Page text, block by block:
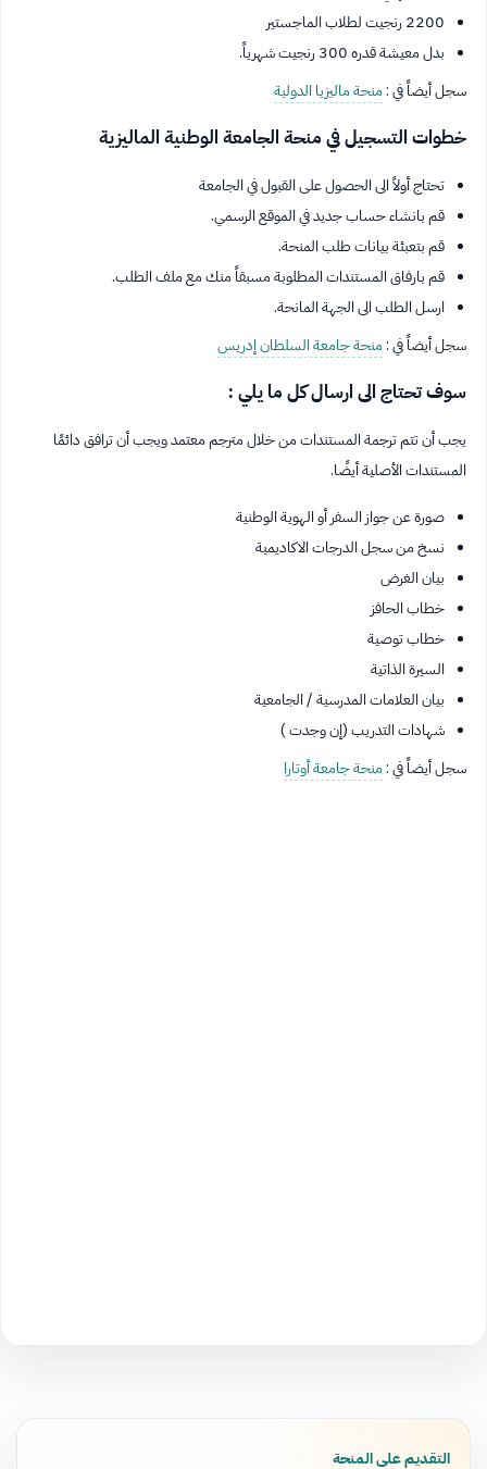
2200 رنجيت لطلاب الماجستير
بدل معيشة قدره 300 رنجيت شهرياً.
سجل أيضاً في :منحة ماليزيا الدولية
خطوات التسجيل في منحة الجامعة الوطنية الماليزية
تحتاج أولاً الى الحصول على القبول في الجامعة
قم بانشاء حساب جديد في الموقع الرسمي.
قم بتعبئة بيانات طلب المنحة.
قم بارفاق المستندات المطلوبة مسبقاً منك مع ملف الطلب.
ارسل الطلب الى الجهة المانحة.
سجل أيضاً في :منحة جامعة السلطان إدريس
سوف تحتاج الى ارسال كل ما يلي :
يجب أن تتم ترجمة المستندات من خلال مترجم معتمد ويجب أن ترافق دائمًا
المستندات الأصلية أيضًا.
صورة عن جواز السفر أو الهوية الوطنية
نسخ من سجل الدرجات الاكاديمية
بيان الغرض
خطاب الحافز
خطاب توصية
السيرة الذاتية
بيان العلامات المدرسية / الجامعية
شهادات التدريب (إن وجدت )
سجل أيضاً في :منحة جامعة أوتارا
التقديم على المنحة